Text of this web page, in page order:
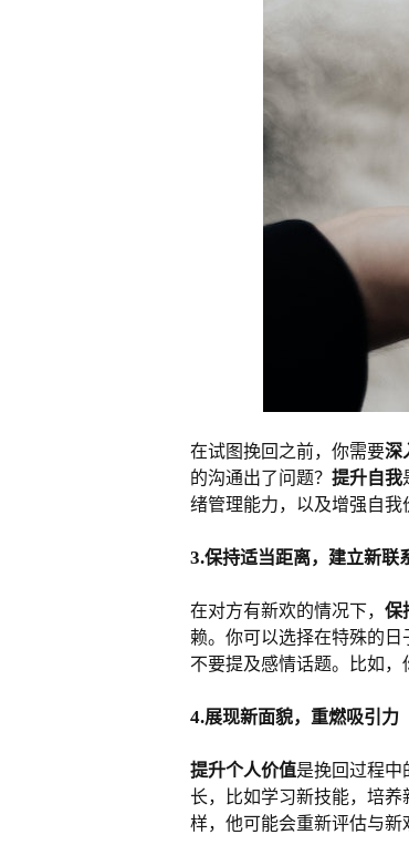
在试图挽回之前，你需要深
的沟通出了问题？ 提升自我
绪管理能力，以及增强自我
3.保持适当距离，建立新联
在对方有新欢的情况下， 保
赖。你可以选择在特殊的
不要提及感情话题。比如，
4.展现新面貌，重燃吸引力
提升个人价值是挽回过程中
长，比如学习新技能，培
样，他可能会重新评估与新